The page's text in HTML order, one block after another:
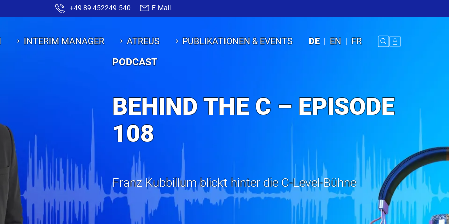
+49 89 452249-540 E-Mail
INTERIM MANAGER ATREUS PUBLIKATIONEN & EVENTS DE EN FR
PODCAST
BEHIND THE C – EPISODE
108
Franz Kubbillum blickt hinter die C-Level-Bühne